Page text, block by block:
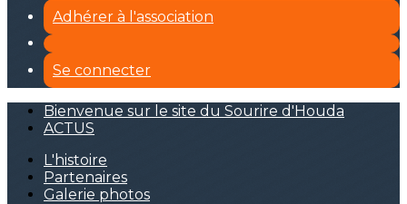
Adhérer à l'association
Se connecter
Bienvenue sur le site du Sourire d'Houda
ACTUS
L'histoire
Partenaires
Galerie photos